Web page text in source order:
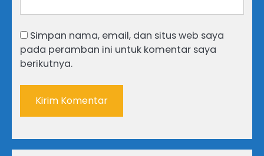
Simpan nama, email, dan situs web saya
pada peramban ini untuk komentar saya
berikutnya.